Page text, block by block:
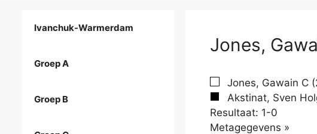
Jones,
Jones, Gawain C
Akstinat, Sven
Resultaat: 1-0
Metagegevens »
Ivanchuk-Warmerdam
Groep A
Groep B